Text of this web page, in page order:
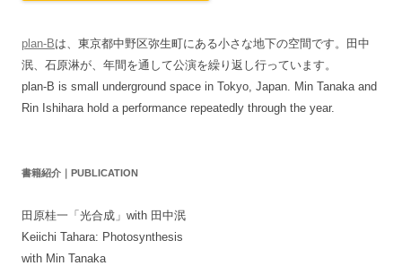
plan-Bは、東京都中野区弥生町にある小さな地下の空間です。田中
泯、石原淋が、年間を通して公演を繰り返し行っています。
plan-B is small underground space in Tokyo, Japan. Min Tanaka and
Rin Ishihara hold a performance repeatedly through the year.
書籍紹介｜PUBLICATION
田原桂一「光合成」with 田中泯
Keiichi Tahara: Photosynthesis
with Min Tanaka